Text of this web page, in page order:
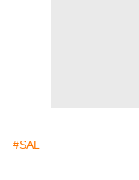
#SAL